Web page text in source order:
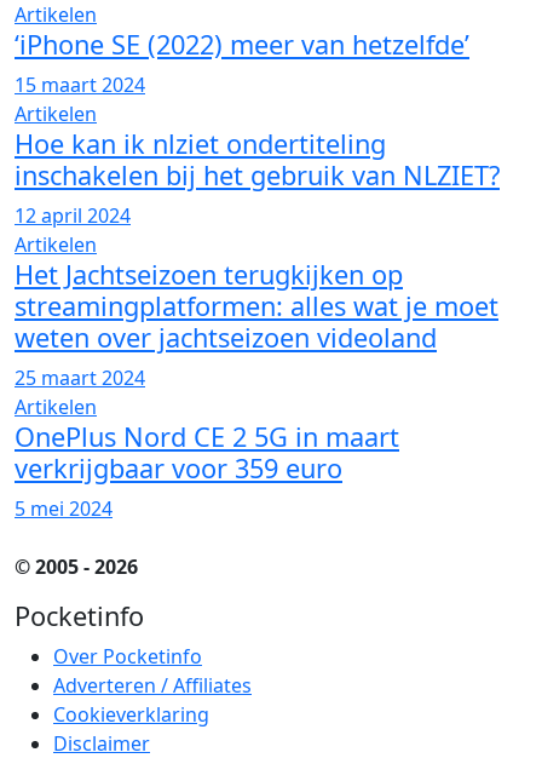
Artikelen
‘iPhone SE (2022) meer van hetzelfde’
15 maart 2024
Artikelen
Hoe kan ik nlziet ondertiteling
inschakelen bij het gebruik van NLZIET?
12 april 2024
Artikelen
Het Jachtseizoen terugkijken op
streamingplatformen: alles wat je moet
weten over jachtseizoen videoland
25 maart 2024
Artikelen
OnePlus Nord CE 2 5G in maart
verkrijgbaar voor 359 euro
5 mei 2024
© 2005 - 2026
Pocketinfo
Over Pocketinfo
Adverteren / Affiliates
Cookieverklaring
Disclaimer